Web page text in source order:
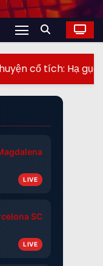
gục “cỗ xe tăng
LIVE
SC
LIVE